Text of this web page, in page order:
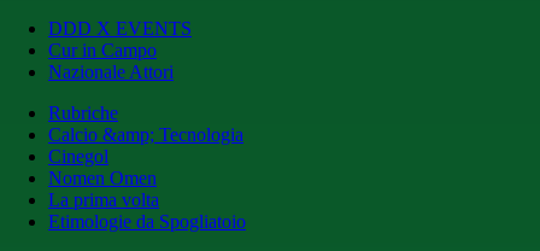
DDD X EVENTS
Cur in Campo
Nazionale Attori
Rubriche
Calcio &amp; Tecnologia
Cinegol
Nomen Omen
La prima volta
Etimologie da Spogliatoio